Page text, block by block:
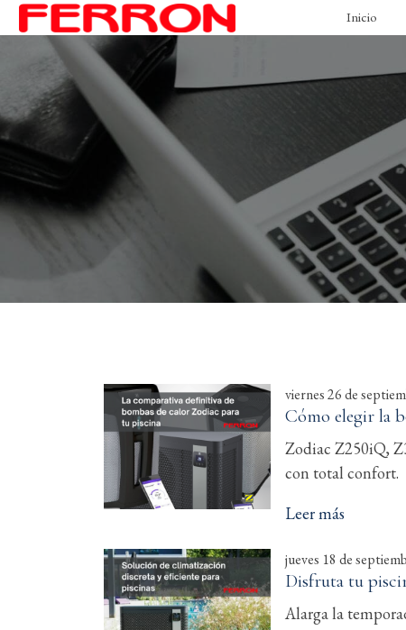
Inicio
viernes 26 de
Cómo elegir la
Zodiac Z250iQ,
con total confort.
Leer más
jueves 18 de
Disfruta tu
Alarga la